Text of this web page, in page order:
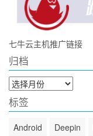
七牛云主机推广链接
归档
归
档
标签
Android Deepin